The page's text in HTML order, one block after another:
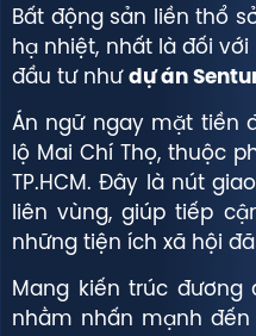
Bất động sản liền thổ
hạ nhiệt, nhất là đối
đầu tư như dự án
Án ngữ ngay mặt tiền
lộ Mai Chí Thọ, thuộc
TP.HCM. Đây là nút
liên vùng, giúp tiếp
những tiện ích xã hội
Mang kiến trúc đương
nhằm nhấn mạnh